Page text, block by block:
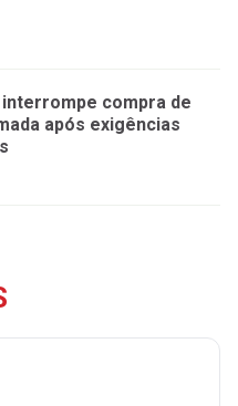
compra de
após exigências